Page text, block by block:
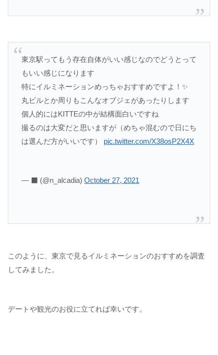
東京駅ってもう存在自体がいい感じなのでどうとって
もいい感じになります
特にイルミネーションめっちゃおすすめですよ！✨
丸ビルとか周りもこんなオブジェがあったりします
個人的にはKITTEの中が結構面白いですね
撮るのは大変だと思いますが（めちゃ混むので日にち
は選んだ方がいいです） pic.twitter.com/X38osP2X4X
— ‍⬛ (@n_alcadia) October 27, 2021
このように、東京で見るイルミネーションのおすすめを調査
してみました。
デートや観光のお役に立てれば幸いです。